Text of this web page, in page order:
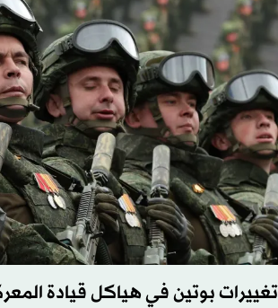
تغييرات بوتين في هياكل قيادة